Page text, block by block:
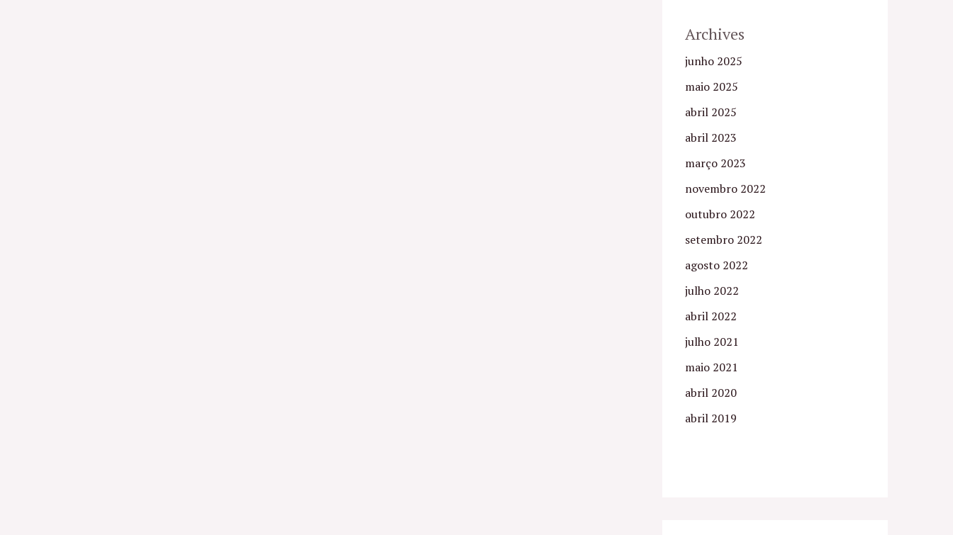
Archives
junho 2025
maio 2025
abril 2025
abril 2023
março 2023
novembro 2022
outubro 2022
setembro 2022
agosto 2022
julho 2022
abril 2022
julho 2021
maio 2021
abril 2020
abril 2019